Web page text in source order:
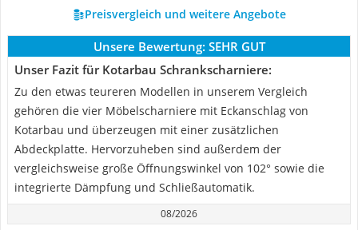
Preisvergleich und weitere Angebote
Unsere Bewertung: SEHR GUT
Unser Fazit für Kotarbau Schrankscharniere:
Zu den etwas teureren Modellen in unserem Vergleich
gehören die vier Möbelscharniere mit Eckanschlag von
Kotarbau und überzeugen mit einer zusätzlichen
Abdeckplatte. Hervorzuheben sind außerdem der
vergleichsweise große Öffnungswinkel von 102° sowie die
integrierte Dämpfung und Schließautomatik.
08/2026